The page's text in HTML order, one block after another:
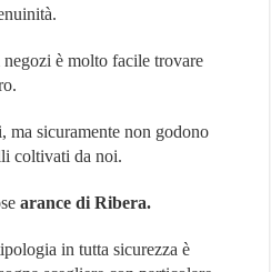
è molto facile trovare
ma sicuramente non godono
coltivati da noi.
arance di Ribera.
in tutta sicurezza è